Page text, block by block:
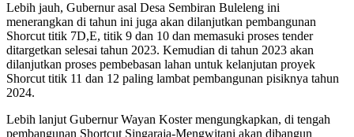
Lebih jauh, Gubernur asal Desa Sembiran Buleleng ini
menerangkan di tahun ini juga akan dilanjutkan pembangunan
Shorcut titik 7D,E, titik 9 dan 10 dan memasuki proses tender
ditargetkan selesai tahun 2023. Kemudian di tahun 2023 akan
dilanjutkan proses pembebasan lahan untuk kelanjutan proyek
Shorcut titik 11 dan 12 paling lambat pembangunan pisiknya tahun
2024.
Lebih lanjut Gubernur Wayan Koster mengungkapkan, di tengah
pembangunan Shortcut Singaraja-Mengwitani akan dibangun